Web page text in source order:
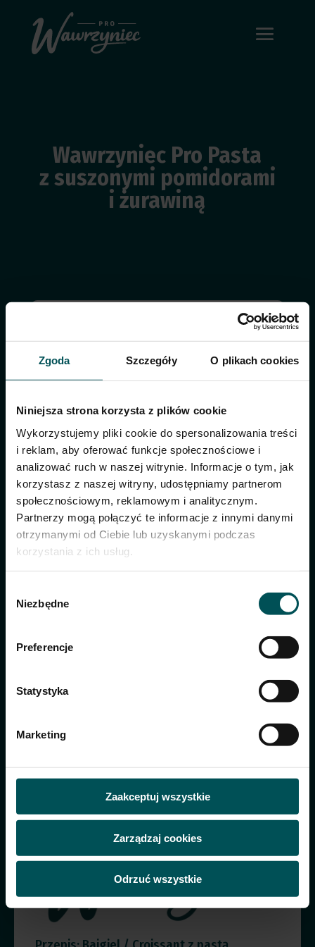
Zgoda Szczegóły O plikach cookies
Niniejsza strona korzysta z plików cookie
Wykorzystujemy pliki cookie do spersonalizowania treści
i reklam, aby oferować funkcje społecznościowe i
analizować ruch w naszej witrynie. Informacje o tym, jak
korzystasz z naszej witryny, udostępniamy partnerom
społecznościowym, reklamowym i analitycznym.
Partnerzy mogą połączyć te informacje z innymi danymi
otrzymanymi od Ciebie lub uzyskanymi podczas
korzystania z ich usług.
zgody
Niezbędne
Preferencje
Statystyka
Marketing
Zaakceptuj wszystkie
Zarządzaj cookies
Odrzuć wszystkie
Wawrzyniec Pro Pasta
z suszonymi pomidorami
i żurawiną
Intensywny smak pomidorów
z kwaskową nutą żurawiny.
z wykorzystaniem tej pasty